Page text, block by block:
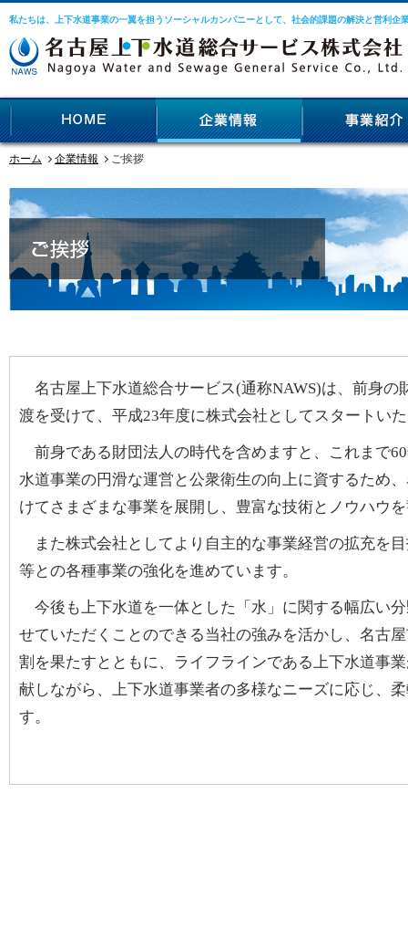
私たちは、上下水道事業の一翼を担うソーシャルカンパニーとして、社会的課題の解決と営利企
ホーム 企業情報 ご挨拶
名古屋上下水道総合サービス(通称NAWS)は、前身の
渡を受けて、平成23年度に株式会社としてスタートい
前身である財団法人の時代を含めますと、これまで
水道事業の円滑な運営と公衆衛生の向上に資するため
けてさまざまな事業を展開し、豊富な技術とノウハウ
また株式会社としてより自主的な事業経営の拡充を
等との各種事業の強化を進めています。
今後も上下水道を一体とした「水」に関する幅広い
せていただくことのできる当社の強みを活かし、名古
割を果たすとともに、ライフラインである上下水道事
献しながら、上下水道事業者の多様なニーズに応じ、
す。